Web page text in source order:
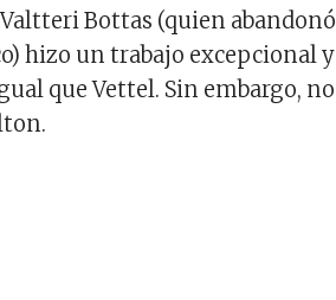
Bottas (quien abandonó
hizo un trabajo excepcional y
que Vettel. Sin embargo, no